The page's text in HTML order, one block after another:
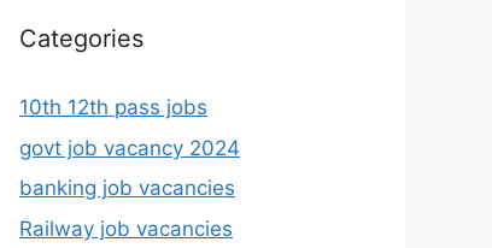
Categories
10th 12th pass jobs
govt job vacancy 2024
banking job vacancies
Railway job vacancies